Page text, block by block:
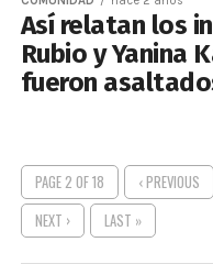
Así relatan los
Rubio y Yanina
fueron
PAGE 2 OF 18 ‹ PREVIOUS
NEXT ›
LAST »